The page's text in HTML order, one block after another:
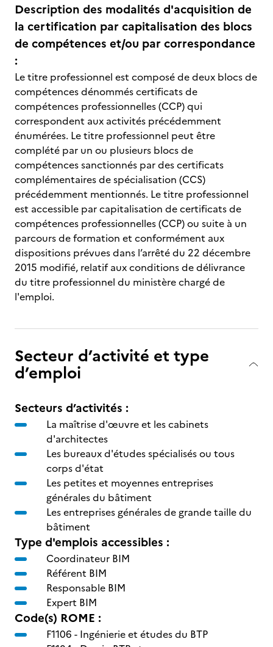
Description des modalités d'acquisition de
la certification par capitalisation des blocs
de compétences et/ou par correspondance
:
Le titre professionnel est composé de deux blocs de
compétences dénommés certificats de
compétences professionnelles (CCP) qui
correspondent aux activités précédemment
énumérées. Le titre professionnel peut être
complété par un ou plusieurs blocs de
compétences sanctionnés par des certificats
complémentaires de spécialisation (CCS)
précédemment mentionnés. Le titre professionnel
est accessible par capitalisation de certificats de
compétences professionnelles (CCP) ou suite à un
parcours de formation et conformément aux
dispositions prévues dans l’arrêté du 22 décembre
2015 modifié, relatif aux conditions de délivrance
du titre professionnel du ministère chargé de
l'emploi.
Secteur d’activité et type
d’emploi
Secteurs d’activités :
La maîtrise d'œuvre et les cabinets
d'architectes
Les bureaux d'études spécialisés ou tous
corps d'état
Les petites et moyennes entreprises
générales du bâtiment
Les entreprises générales de grande taille du
bâtiment
Type d'emplois accessibles :
Coordinateur BIM
Référent BIM
Responsable BIM
Expert BIM
Code(s) ROME :
F1106 - Ingénierie et études du BTP